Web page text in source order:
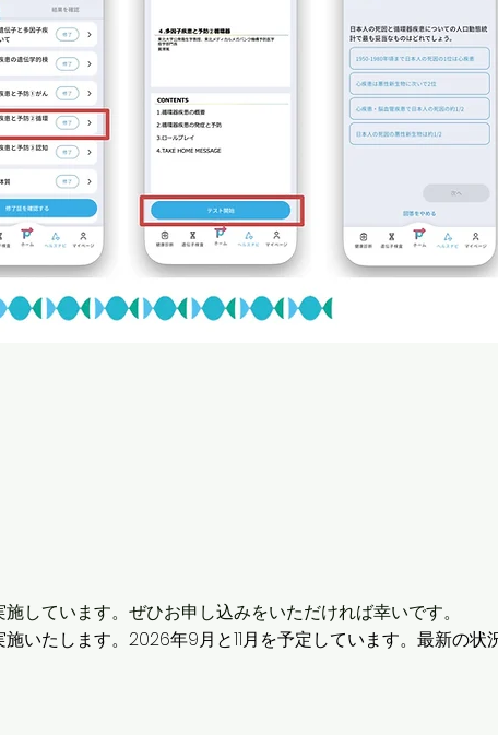
しています。ぜひお申し込みをいただければ幸いです。
いたします。2026年9月と11月を予定しています。最新の状